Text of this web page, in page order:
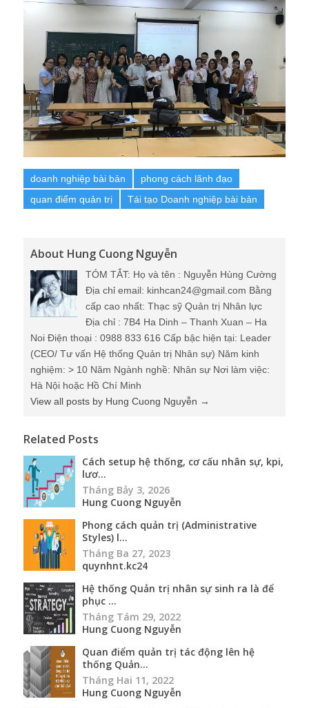
doanh nghiệp bài bản
phong cách lãnh đạo
quan điểm quản trị
Tái tạo Doanh nghiệp bài bản
About Hung Cuong Nguyễn
TÓM TẮT: Họ và tên : Nguyễn Hùng Cường
Địa chỉ email: kinhcan24@gmail.com Bằng
cấp cao nhất: Thạc sỹ Quản trị Nhân lực
Địa chỉ : 7B4 Ha Dinh – Thanh Xuan – Ha
Noi Điện thoại : 0988 833 616 Cấp bậc hiện tại: Leader
(CEO/ Tư vấn Hệ thống Quản trị Nhân sự) Năm kinh
nghiệm: > 10 Năm Ngành nghề: Nhân sự Nơi làm việc:
Hà Nội hoặc Hồ Chí Minh
View all posts by Hung Cuong Nguyễn →
Related Posts
Cách setup hệ thống, cơ cấu nhân sự, kpi,
lươ...
Tháng Bảy 3, 2026
Hung Cuong Nguyễn
Phong cách quản trị (Administrative
Styles) l...
Tháng Ba 27, 2023
quynhnt.kc24
Hệ thống Quản trị nhân sự sinh ra là để
phục ...
Tháng Tám 29, 2022
Hung Cuong Nguyễn
Quan điểm quản trị tác động lên hệ
thống Quản...
Tháng Hai 11, 2022
Hung Cuong Nguyễn